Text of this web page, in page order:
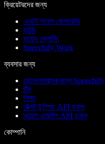
ক্রিয়েটরদের জন্য
এআই ভয়েস জেনারেটর
ডাবিং
ভয়েস ক্লোনিং
Speechify Work
ব্যবসার জন্য
ডেভেলপারদের জন্য Speechify
টিম
শিক্ষা
টেক্সট টু স্পিচ API ডকস
ভয়েস এজেন্টস API ডকস
কোম্পানি